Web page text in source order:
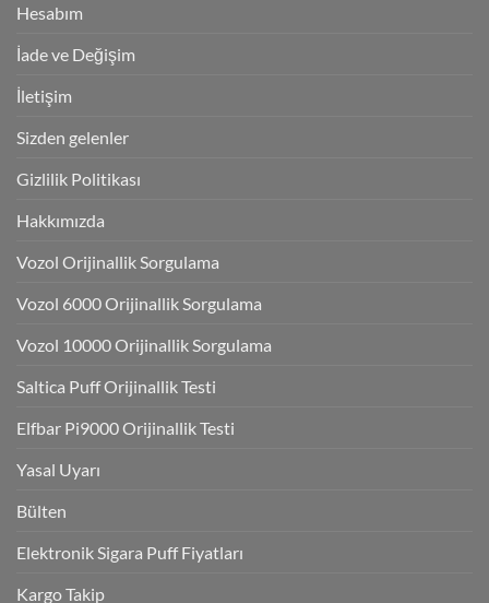
Hesabım
İade ve Değişim
İletişim
Sizden gelenler
Gizlilik Politikası
Hakkımızda
Vozol Orijinallik Sorgulama
Vozol 6000 Orijinallik Sorgulama
Vozol 10000 Orijinallik Sorgulama
Saltica Puff Orijinallik Testi
Elfbar Pi9000 Orijinallik Testi
Yasal Uyarı
Bülten
Elektronik Sigara Puff Fiyatları
Kargo Takip